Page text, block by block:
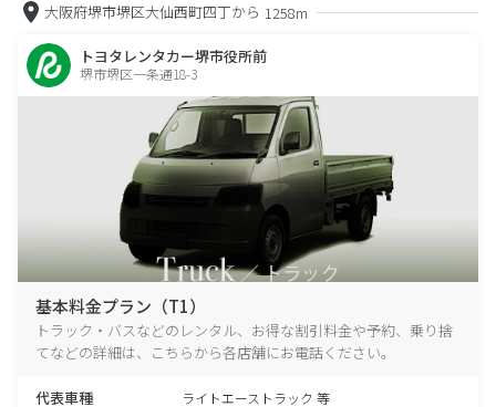
大阪府堺市堺区大仙西町四丁から 1258m
トヨタレンタカー堺市役所前
堺市堺区一条通18-3
基本料金プラン（T1）
トラック・バスなどのレンタル、お得な割引料金や予約、乗り捨
てなどの詳細は、こちらから各店舗にお電話ください。
代表車種 ライトエーストラック 等